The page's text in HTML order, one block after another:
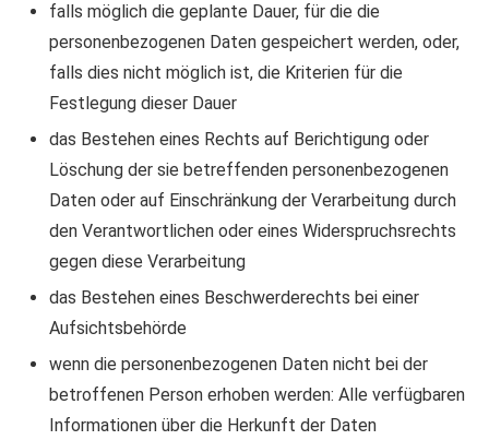
falls möglich die geplante Dauer, für die die
personenbezogenen Daten gespeichert werden, oder,
falls dies nicht möglich ist, die Kriterien für die
Festlegung dieser Dauer
das Bestehen eines Rechts auf Berichtigung oder
Löschung der sie betreffenden personenbezogenen
Daten oder auf Einschränkung der Verarbeitung durch
den Verantwortlichen oder eines Widerspruchsrechts
gegen diese Verarbeitung
das Bestehen eines Beschwerderechts bei einer
Aufsichtsbehörde
wenn die personenbezogenen Daten nicht bei der
betroffenen Person erhoben werden: Alle verfügbaren
Informationen über die Herkunft der Daten